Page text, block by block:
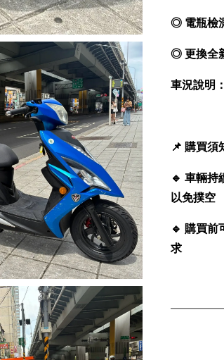
◎ 電瓶檢
◎ 更換全
車況說明：
📌 購買須
🔹 車輛持
以免撲空
🔹 購買前
求